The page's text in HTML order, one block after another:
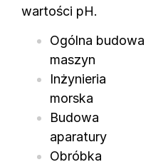
wartości pH.
Ogólna budowa
maszyn
Inżynieria
morska
Budowa
aparatury
Obróbka